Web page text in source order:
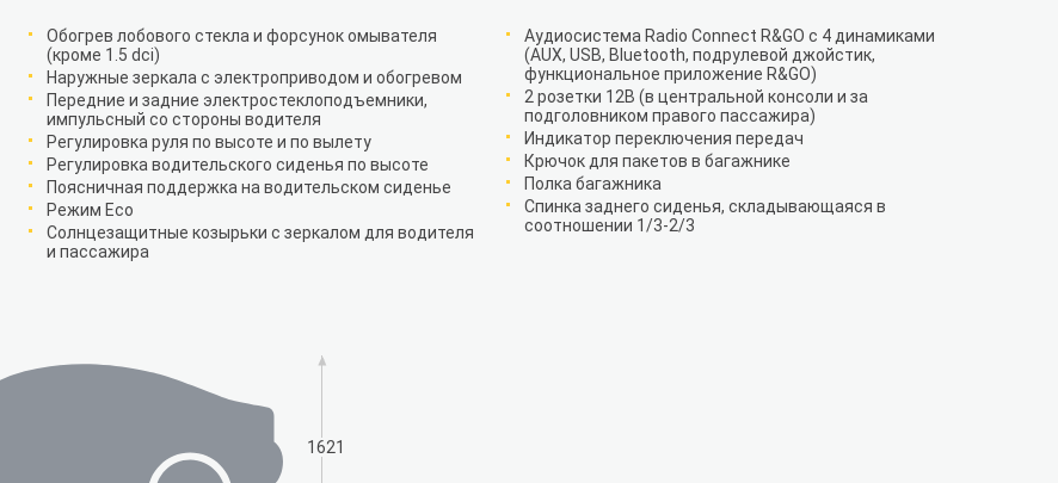
Обогрев лобового стекла и форсунок омывателя
(кроме 1.5 dci)
Наружные зеркала с электроприводом и обогревом
Передние и задние электростеклоподъемники,
импульсный со стороны водителя
Регулировка руля по высоте и по вылету
Регулировка водительского сиденья по высоте
Поясничная поддержка на водительском сиденье
Режим Eco
Солнцезащитные козырьки с зеркалом для водителя
и пассажира
Аудиосистема Radio Connect R&GO с 4 динамиками
(AUX, USB, Bluetooth, подрулевой джойстик,
функциональное приложение R&GO)
2 розетки 12В (в центральной консоли и за
подголовником правого пассажира)
Индикатор переключения передач
Крючок для пакетов в багажнике
Полка багажника
Спинка заднего сиденья, складывающаяся в
соотношении 1/3-2/3
1621